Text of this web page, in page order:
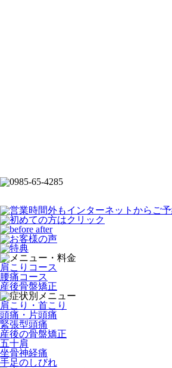
肩こりコース
腰痛コース
産後骨盤矯正
肩こり・首こり
頭痛・片頭痛
緊張型頭痛
産後の骨盤矯正
五十肩
坐骨神経痛
手足のしびれ